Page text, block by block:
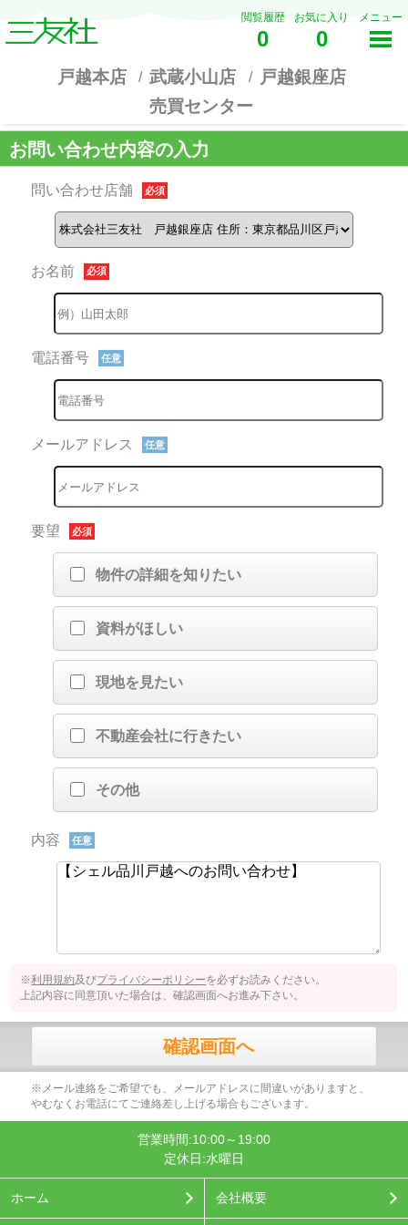
閲覧履歴
0
お気に入り
0
メニュー
戸越本店 武蔵小山店
戸越銀座店
売買センター
お問い合わせ内容の入力
問い合わせ店舗 必須
お名前 必須
電話番号 任意
メールアドレス 任意
要望 必須
物件の詳細を知りたい
資料がほしい
現地を見たい
不動産会社に行きたい
その他
内容 任意
※利用規約及びプライバシーポリシーを必ずお読みください。
上記内容に同意頂いた場合は、確認画面へお進み下さい。
確認画面へ
※メール連絡をご希望でも、メールアドレスに間違いがありますと、
やむなくお電話にてご連絡差し上げる場合もございます。
営業時間:10:00～19:00
定休日:水曜日
ホーム 会社概要